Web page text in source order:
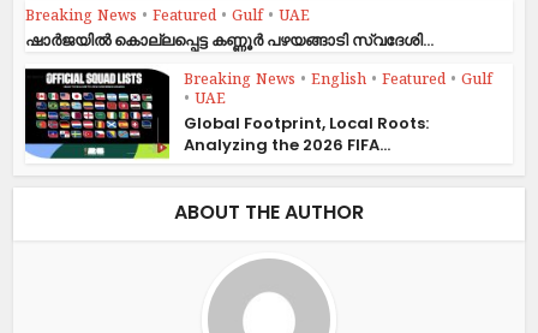
Breaking News • Featured • Gulf • UAE
ഷാര്‍ജയില്‍ കൊല്ലപ്പെട്ട കണ്ണൂര്‍ പഴയങ്ങാടി സ്വദേശി...
Breaking News • English • Featured • Gulf
• UAE
Global Footprint, Local Roots:
Analyzing the 2026 FIFA...
ABOUT THE AUTHOR